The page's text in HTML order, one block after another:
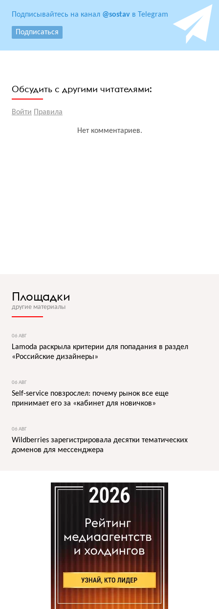
Подписывайтесь на канал @sostav в Telegram
Подписаться
Обсудить с другими читателями:
Войти Правила
Нет комментариев.
Площадки
другие материалы
06 АВГ
Lamoda раскрыла критерии для попадания в раздел
«Российские дизайнеры»
06 АВГ
Self-service повзрослел: почему рынок все еще
принимает его за «кабинет для новичков»
06 АВГ
Wildberries зарегистрировала десятки тематических
доменов для мессенджера